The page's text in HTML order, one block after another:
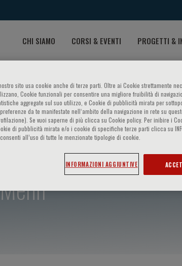
CHI SIAMO CORSI & EVENTI PROGETTI &
sito usa cookie anche di terze parti. Oltre ai Cookie strettamente
Cookie funzionali per consentire una migliore fruibilità di
aggregate sul suo utilizzo, e Cookie di pubblicità mirata per
da te manifestate nell‘ambito della navigazione in rete su
Se vuoi saperne di più clicca su Cookie policy. Per inibire i
di pubblicità mirata e/o i cookie di specifiche terze parti clicca su
all’uso di tutte le menzionate tipologie di cookie.
INFORMAZIONI AGGIUNTIVE